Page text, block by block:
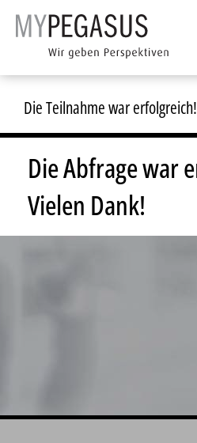
Die Teilnahme war erfolgreich!
Die Abfrage war erfolgreich.
Vielen Dank!